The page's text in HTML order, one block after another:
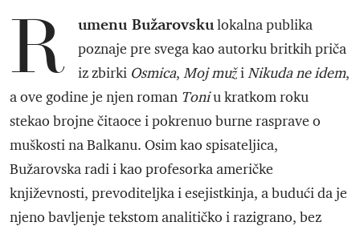
R umenu Bužarovskulokalna publika
poznaje pre svega kao autorku britkih priča
iz zbirki Osmica, Moj mužiNikuda ne idem,
a ove godine je njen roman Toniu kratkom roku
stekao brojne čitaoce i pokrenuo burne rasprave o
muškosti na Balkanu. Osim kao spisateljica,
Bužarovska radi i kao profesorka američke
književnosti, prevoditeljka i esejistkinja, a budući da je
njeno bavljenje tekstom analitičko i razigrano, bez